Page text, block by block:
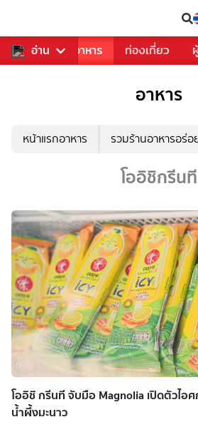
อ่าน
การเพลง อาหาร ท่องเที่ยว
อาหาร
หน้าแรกอาหาร รวมร้านอาหารอร่อ
โออิชิกรีนที
โออิชิ กรีนที จับมือ Magnolia เปิดตัวไอศ
น้ำผึ้งมะนาว